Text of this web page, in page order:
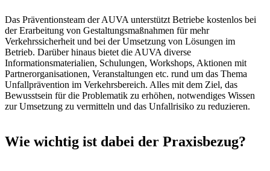
Das Präventionsteam der AUVA unterstützt Betriebe kostenlos bei
der Erarbeitung von Gestaltungsmaßnahmen für mehr
Verkehrssicherheit und bei der Umsetzung von Lösungen im
Betrieb. Darüber hinaus bietet die AUVA diverse
Informationsmaterialien, Schulungen, Workshops, Aktionen mit
Partnerorganisationen, Veranstaltungen etc. rund um das Thema
Unfallprävention im Verkehrsbereich. Alles mit dem Ziel, das
Bewusstsein für die Problematik zu erhöhen, notwendiges Wissen
zur Umsetzung zu vermitteln und das Unfallrisiko zu reduzieren.
Wie wichtig ist dabei der Praxisbezug?